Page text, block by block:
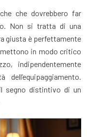
che dovrebbero far
Non si tratta di una
giusta è perfettamente
in modo critico
indipendentemente
segno distintivo di un